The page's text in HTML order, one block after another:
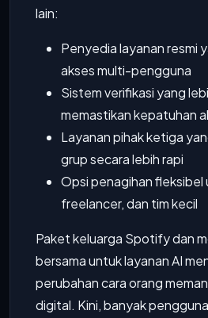
lain:
Penyedia layanan resmi
akses multi-pengguna
Sistem verifikasi yang
memastikan kepatuhan
Layanan pihak ketiga
grup secara lebih rapi
Opsi penagihan fleksibel
freelancer, dan tim kecil
Paket keluarga Spotify dan
bersama untuk layanan AI
perubahan cara orang
digital. Kini, banyak